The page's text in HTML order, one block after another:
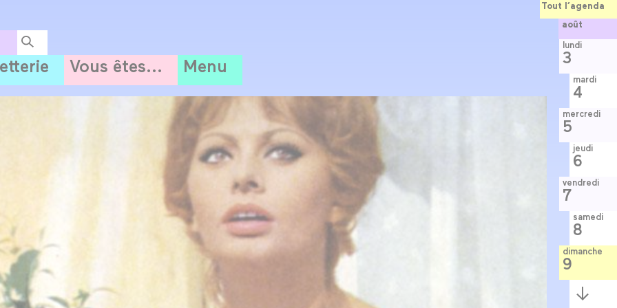
Vous êtes... Menu
Tout l’agenda
août
lundi
3
mardi
4
mercredi
5
jeudi
6
vendredi
7
samedi
8
dimanche
9
Semaine
suivante